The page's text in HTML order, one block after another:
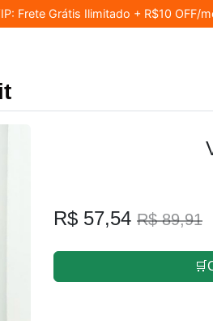
Frete Grátis Ilimitado + R$10 OFF/
R$ 57,54 R$ 89,91